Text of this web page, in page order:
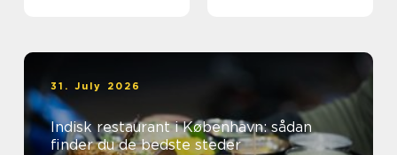
31. July 2026
Indisk restaurant i København: sådan
finder du de bedste steder